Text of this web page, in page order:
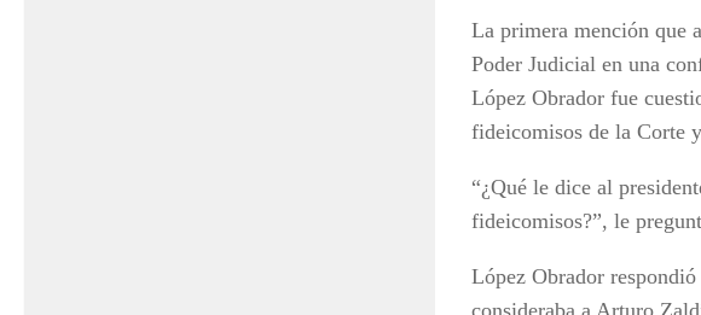
La primera mención que
Poder Judicial en una
López Obrador fue
fideicomisos de la Corte
“¿Qué le dice al
fideicomisos?”, le
López Obrador